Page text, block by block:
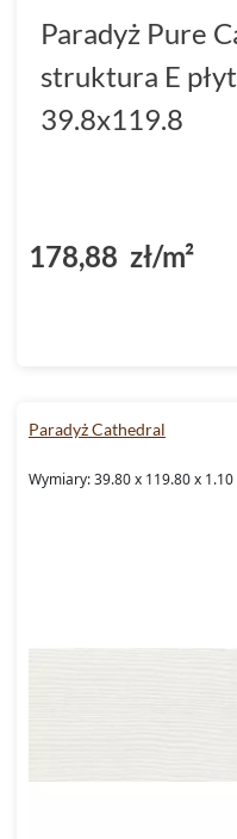
Paradyż Pure
struktura E
39.8x119.8
178,88 zł/m²
Paradyż Cathedral
Wymiary: 39.80 x 119.80 x 1.10